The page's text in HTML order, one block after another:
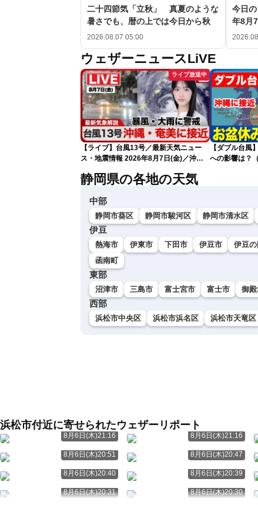
二十四節気「立秋」 真夏のような
暑さでも、暦の上では今日から秋
2026.08.07 05:00
今日
年8月
ウェザーニュースLiVE
ライブ放送中
【ライブ】台風13号／最新天気ニュー
ス・地震情報 2026年8月7日(金)／沖
〈ウェザーニュースLiVEモーニング・松
【ダブル台風】日
への影響は？
静岡県の各地の天気
中部
静岡市葵区 静岡市駿河区 静岡市清水区
伊豆
熱海市 伊東市 下田市 伊豆市 伊豆
函南町
東部
沼津市 三島市 富士宮市 富士市 御
西部
浜松市中央区 浜松市浜名区 浜松市天竜区
浜松市付近に寄せられたウェザーリポート
8月6日(木)21:16 8月6日(木)21:16
8月6日(木)20:51 8月6日(木)20:47
8月6日(木)20:40 8月6日(木)20:39
8月6日(木)20:31 8月6日(木)20:30